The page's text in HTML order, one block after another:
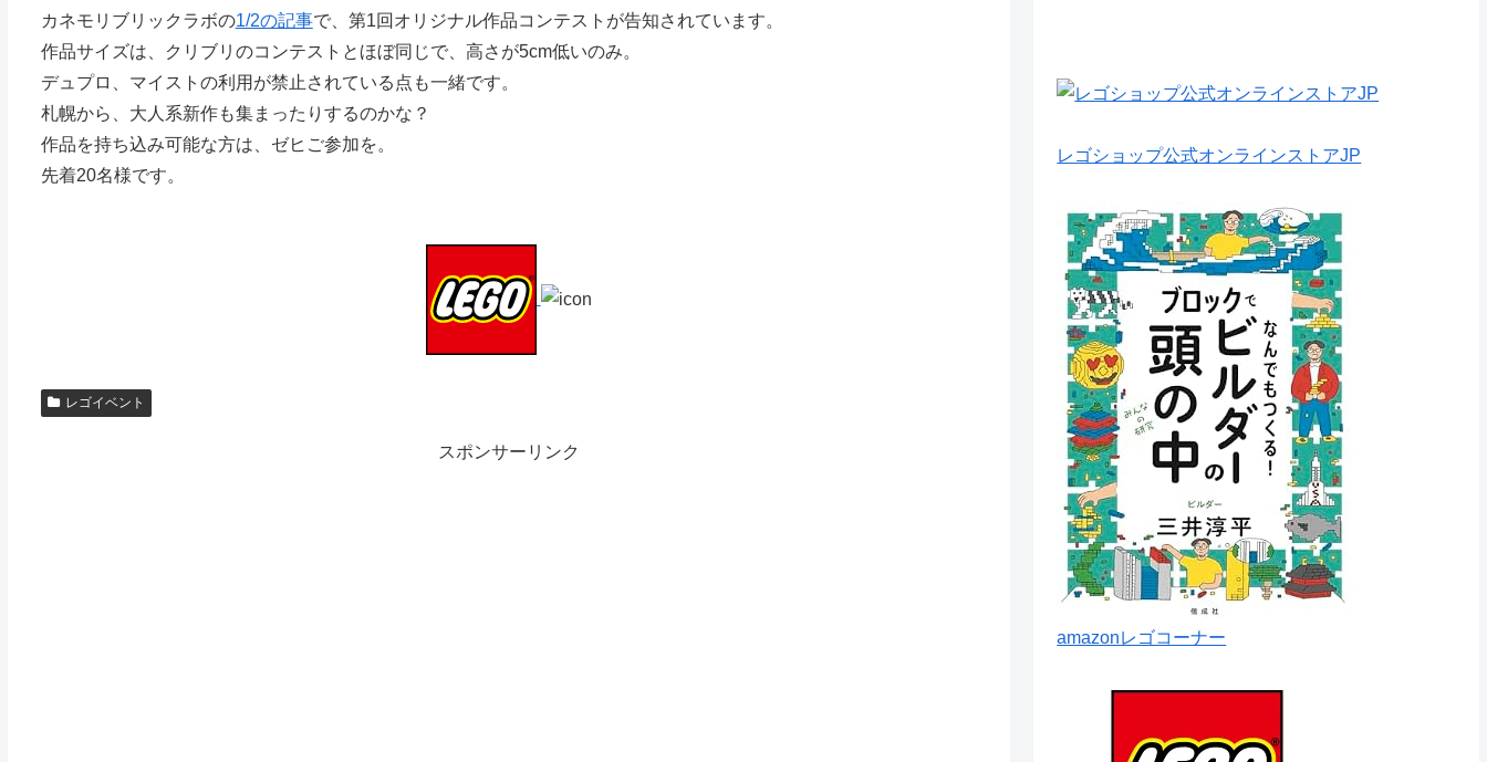
カネモリブリックラボの1/2の記事で、第1回オリジナル作品コンテストが告知されています。
作品サイズは、クリブリのコンテストとほぼ同じで、高さが5cm低いのみ。
デュプロ、マイストの利用が禁止されている点も一緒です。
札幌から、大人系新作も集まったりするのかな？
作品を持ち込み可能な方は、ゼヒご参加を。
先着20名様です。
レゴイベント
スポンサーリンク
レゴショップ公式オンラインストアJP
amazonレゴコーナー